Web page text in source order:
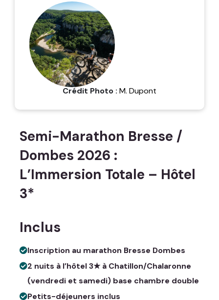
Semi-Marathon Bresse /
Dombes 2026 :
L’Immersion Totale – Hôtel
3*
Inclus
Inscription au marathon Bresse Dombes
2 nuits à l’hôtel 3★ à Chatillon/Chalaronne
(vendredi et samedi) base chambre double
Petits-déjeuners inclus
Crédit Photo : M. Dupont